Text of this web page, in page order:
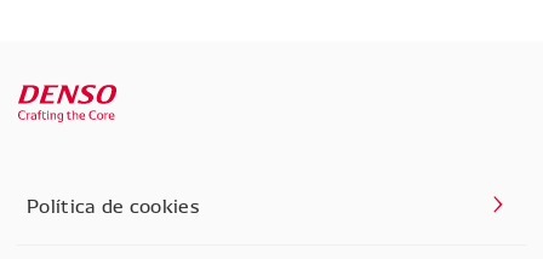
Política de cookies